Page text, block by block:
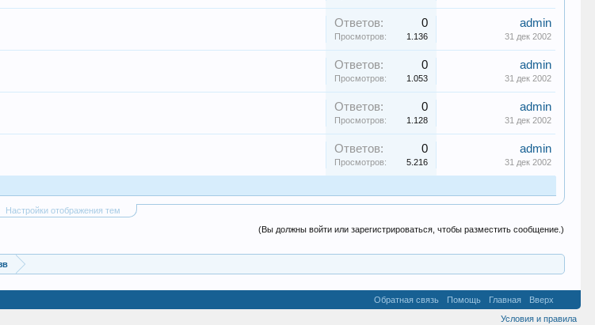
Ответов: 0
Просмотров: 1.136
admin
31 дек 2002
Ответов: 0
Просмотров: 1.053
admin
31 дек 2002
Ответов: 0
Просмотров: 1.128
admin
31 дек 2002
Ответов: 0
Просмотров: 5.216
admin
31 дек 2002
Настройки отображения тем
(Вы должны войти или зарегистрироваться, чтобы разместить сообщение.)
Обратная связь Помощь Главная
Вверх
Условия и правила